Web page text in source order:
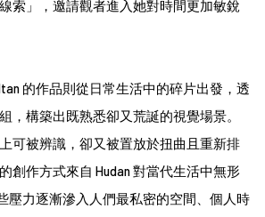
索」，邀請觀者進入她對時間更加敏銳
的作品則從日常生活中的碎片出發，透
，構築出既熟悉卻又荒誕的視覺場景。
可被辨識，卻又被置放於扭曲且重新排
創作方式來自 Hudan 對當代生活中無形
壓力逐漸滲入人們最私密的空間、個人時